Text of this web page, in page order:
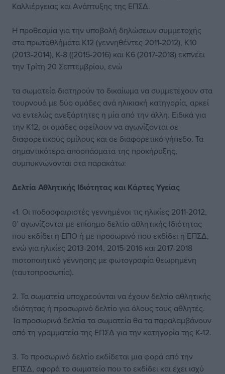
Καλλιέργειας και Ανάπτυξης της ΕΠΣΔ.
Η προθεσμία για την υποβολή δηλώσεων συμμετοχής
στα πρωταθλήματα Κ12 (γεννηθέντες 2011-2012), Κ10
(2013-2014), Κ-8 ((2015-2016) και Κ6 (2017-2018) εκπνέει
την Τρίτη 20 Σεπτεμβρίου, ενώ
τα σωματεία διατηρούν το δικαίωμα να συμμετέχουν στα
τουρνουά με δύο ομάδες ανά ηλικιακή κατηγορία, αρκεί
να εντελώς ανεξάρτητες η μία από την άλλη. Ειδικά για
την Κ12, οι ομάδες οφείλουν να αγωνίζονται σε
διαφορετικούς ομίλους και σε διαφορετικό γήπεδο. Τα
σημαντικότερα αποσπάσματα της προκήρυξης,
συμπυκνώνονται στα παρακάτω:
Δελτία Αθλητικής Ιδιότητας και Κάρτες Υγείας
«1. Οι ποδοσφαιριστές γεννημένοι τις ηλικίες 2011-2012,
θ’ αγωνίζονται με επίσημο δελτίο αθλητικής Ιδιότητας
που εκδίδει η ΕΠΟ ή με προσωρινό που εκδίδει η ΕΠΣΔ,
ενώ για ηλικίες 2013-2014, 2015-2016 και 2017-2018
πιστοποιητικό γέννησης με φωτογραφία θεωρημένη
(ταυτοπροσωπία).
2. Τα σωματεία υποχρεούνται να έχουν δελτίο αθλητικής
ιδιότητας ή προσωρινό δελτίο για όλους τους αθλητές.
Τα προσωρινά δελτία τα σωματεία θα τα παραλαμβάνουν
από τη γραμματεία της ΕΠΣΔ για την κατηγορία της Κ-12.
3. Το προσωρινό δελτίο εκδίδεται μια φορά από την
ΕΠΣΔ, αφορά το σωματείο που το εκδίδει και έχει ισχύ